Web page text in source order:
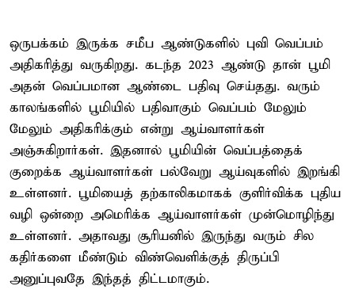
ஒருபக்கம் இருக்க சமீப ஆண்டுகளில் புவி வெப்பம்
அதிகரித்து வருகிறது. கடந்த 2023 ஆண்டு தான் பூமி
அதன் வெப்பமான ஆண்டை பதிவு செய்தது. வரும்
காலங்களில் பூமியில் பதிவாகும் வெப்பம் மேலும்
மேலும் அதிகரிக்கும் என்று ஆய்வாளர்கள்
அஞ்சுகிறார்கள். இதனால் பூமியின் வெப்பத்தைக்
குறைக்க ஆய்வாளர்கள் பல்வேறு ஆய்வுகளில் இறங்கி
உள்ளனர். பூமியைத் தற்காலிகமாகக் குளிர்விக்க புதிய
வழி ஒன்றை அமெரிக்க ஆய்வாளர்கள் முன்மொழிந்து
உள்ளனர். அதாவது சூரியனில் இருந்து வரும் சில
கதிர்களை மீண்டும் விண்வெளிக்குத் திருப்பி
அனுப்புவதே இந்தத் திட்டமாகும்.